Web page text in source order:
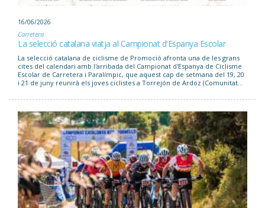
16/06/2026
Carretera
La selecció catalana viatja al Campionat d'Espanya Escolar
La selecció catalana de ciclisme de Promoció afronta una de les grans
cites del calendari amb l'arribada del Campionat d'Espanya de Ciclisme
Escolar de Carretera i Paralímpic, que aquest cap de setmana del 19, 20
i 21 de juny reunirà els joves ciclistes a Torrejón de Ardoz (Comunitat...